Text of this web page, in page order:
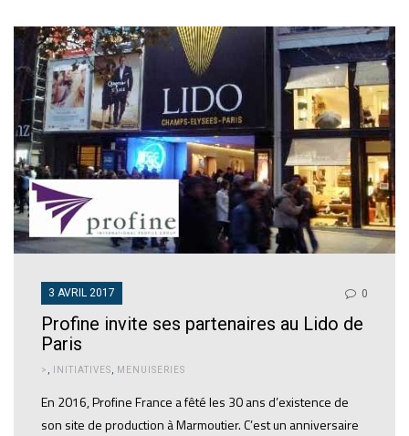
3 AVRIL 2017 0
Profine invite ses partenaires au Lido de
Paris
> INITIATIVES MENUISERIES
En 2016, Profine France a fêté les 30 ans d’existence de
son site de production à Marmoutier. C’est un anniversaire